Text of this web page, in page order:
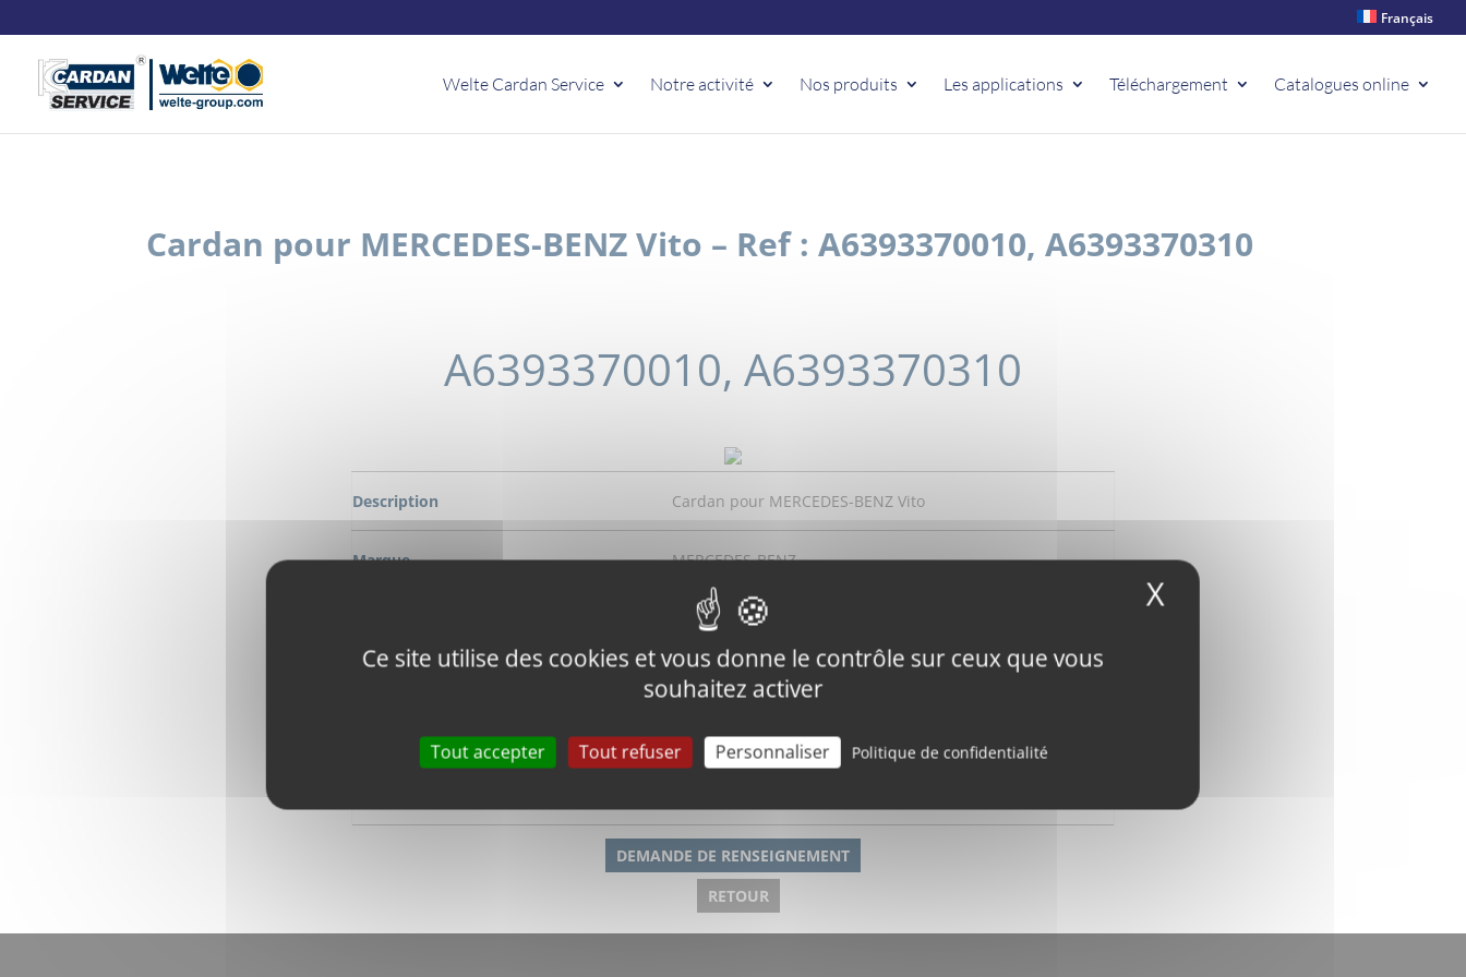
Ce site utilise des cookies et vous donne le contrôle sur ceux que vous
souhaitez activer
Tout accepter Tout refuser Personnaliser Politique de confidentialité
X Masquer le
Français
Welte Cardan Service Notre activité Nos produits Les applications Téléchargement Catalogues online
Cardan pour MERCEDES-BENZ Vito – Ref : A6393370010, A6393370310
A6393370010, A6393370310
Description Cardan pour MERCEDES-BENZ Vito
Marque MERCEDES-BENZ
Vito
A6393370010, A6393370310
Numero de commande W6390310
DEMANDE DE RENSEIGNEMENT
RETOUR